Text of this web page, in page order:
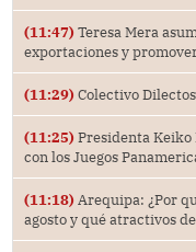
(11:47) Teresa Mera
exportaciones y
(11:29) Colectivo
(11:25) Presidenta Keiko
con los Juegos
(11:18) Arequipa: ¿Por
agosto y qué atractivos